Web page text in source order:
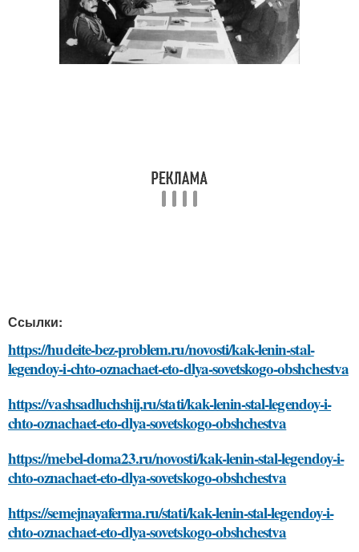
Ссылки:
https://hudeite-bez-problem.ru/novosti/kak-lenin-stal-
legendoy-i-chto-oznachaet-eto-dlya-sovetskogo-obshchestva
https://vashsadluchshij.ru/stati/kak-lenin-stal-legendoy-i-
chto-oznachaet-eto-dlya-sovetskogo-obshchestva
https://mebel-doma23.ru/novosti/kak-lenin-stal-legendoy-i-
chto-oznachaet-eto-dlya-sovetskogo-obshchestva
https://semejnayaferma.ru/stati/kak-lenin-stal-legendoy-i-
chto-oznachaet-eto-dlya-sovetskogo-obshchestva